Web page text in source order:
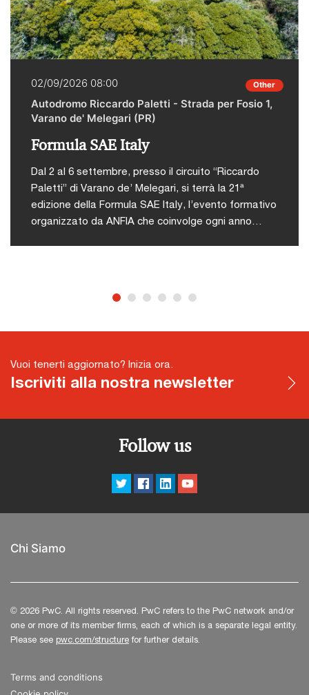
02/09/2026 08:00 Other
Autodromo Riccardo Paletti - Strada per Fosio 1,
Varano de' Melegari (PR)
Formula SAE Italy
Dal 2 al 6 settembre, presso il circuito “Riccardo
Paletti” di Varano de’ Melegari, si terrà la 21ª
edizione della Formula SAE Italy, l’evento formativo
organizzato da ANFIA che coinvolge ogni anno
abilità acquisite durante il proprio percorso
automotiva.Durante la competizione, i team si
confronteranno in diverse prove suddivise in due
presentazione del progetto completo della
vettura;Business Event: simulazione della
presentazione del progetto di fronte a potenziali
dei costi, che include quantità e tipologie di
dell’iniziativa.Interverrà in qualità di giudice:
Italia.Per consultare l'agenda dettagliata clicca qui.
Vuoi tenerti aggiornato? Inizia ora.
Iscriviti alla nostra newsletter
Follow us
Chi Siamo
© 2026 PwC. All rights reserved. PwC refers to the PwC network and/or
one or more of its member firms, each of which is a separate legal entity.
Please see pwc.com/structurefor further details.
Terms and conditions